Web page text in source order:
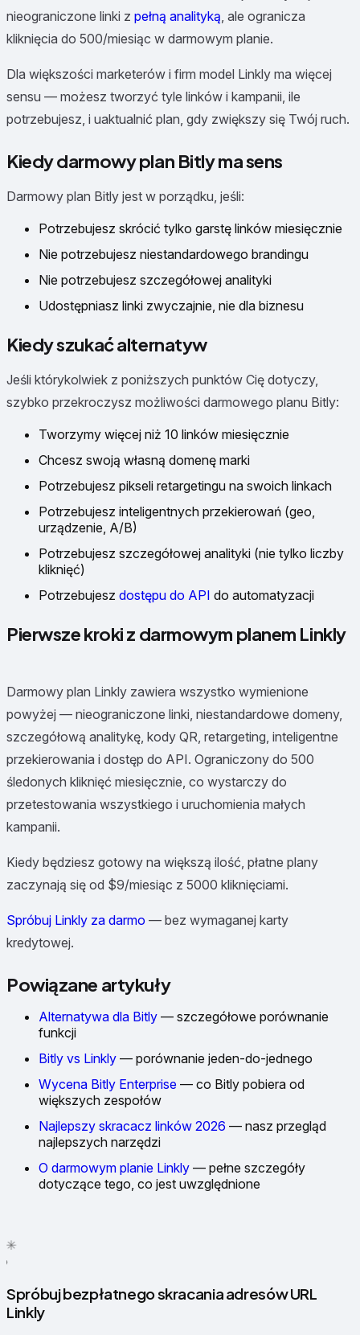
nieograniczone linki z pełną analityką, ale ogranicza
kliknięcia do 500/miesiąc w darmowym planie.
Dla większości marketerów i firm model Linkly ma więcej
sensu — możesz tworzyć tyle linków i kampanii, ile
potrzebujesz, i uaktualnić plan, gdy zwiększy się Twój ruch.
Kiedy darmowy plan Bitly ma sens
Darmowy plan Bitly jest w porządku, jeśli:
Potrzebujesz skrócić tylko garstę linków miesięcznie
Nie potrzebujesz niestandardowego brandingu
Nie potrzebujesz szczegółowej analityki
Udostępniasz linki zwyczajnie, nie dla biznesu
Kiedy szukać alternatyw
Jeśli którykolwiek z poniższych punktów Cię dotyczy,
szybko przekroczysz możliwości darmowego planu Bitly:
Tworzymy więcej niż 10 linków miesięcznie
Chcesz swoją własną domenę marki
Potrzebujesz pikseli retargetingu na swoich linkach
Potrzebujesz inteligentnych przekierowań (geo,
urządzenie, A/B)
Potrzebujesz szczegółowej analityki (nie tylko liczby
kliknięć)
Potrzebujesz dostępu do API do automatyzacji
Pierwsze kroki z darmowym planem Linkly
Darmowy plan Linkly zawiera wszystko wymienione
powyżej — nieograniczone linki, niestandardowe domeny,
szczegółową analitykę, kody QR, retargeting, inteligentne
przekierowania i dostęp do API. Ograniczony do 500
śledonych kliknięć miesięcznie, co wystarczy do
przetestowania wszystkiego i uruchomienia małych
kampanii.
Kiedy będziesz gotowy na większą ilość, płatne plany
zaczynają się od $9/miesiąc z 5000 kliknięciami.
Spróbuj Linkly za darmo — bez wymaganej karty
kredytowej.
Powiązane artykuły
Alternatywa dla Bitly — szczegółowe porównanie
funkcji
Bitly vs Linkly — porównanie jeden-do-jednego
Wycena Bitly Enterprise — co Bitly pobiera od
większych zespołów
Najlepszy skracacz linków 2026 — nasz przegląd
najlepszych narzędzi
O darmowym planie Linkly — pełne szczegóły
dotyczące tego, co jest uwzględnione
●
Spróbuj bezpłatnego skracania adresów URL
Linkly